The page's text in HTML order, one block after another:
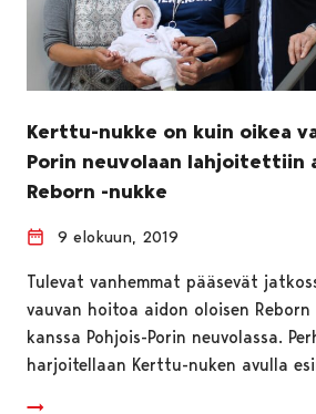
Kerttu-nukke on kuin oikea
Porin neuvolaan lahjoitettiin
Reborn -nukke
9 elokuun, 2019
Tulevat vanhemmat pääsevät
vauvan hoitoa aidon oloisen Reborn
kanssa Pohjois-Porin neuvolassa.
harjoitellaan Kerttu-nuken avulla